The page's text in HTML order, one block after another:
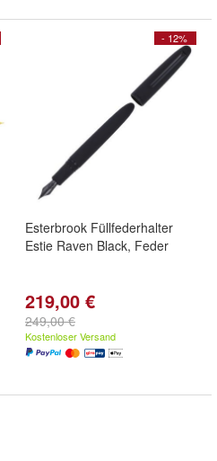
- 12%
Esterbrook Füllfederhalter
Estie Raven Black, Feder
219,00 €
249,00 €
Kostenloser Versand